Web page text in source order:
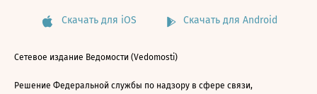
Скачать для iOS Скачать для Android
Сетевое издание Ведомости (Vedomosti)
Решение Федеральной службы по надзору в сфере связи,